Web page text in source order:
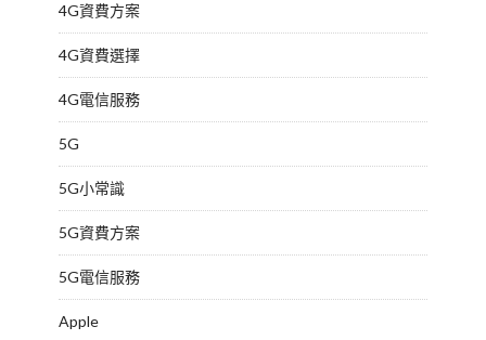
4G資費方案
4G資費選擇
4G電信服務
5G
5G小常識
5G資費方案
5G電信服務
Apple